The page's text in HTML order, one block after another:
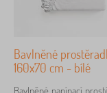
Bavlněné
160x70 cm - bílé